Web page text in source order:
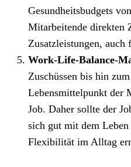
Gesundheitsbudgets
Mitarbeitende direkten
Zusatzleistungen,
Work-Life-Balance-
Zuschüssen bis hin
Lebensmittelpunkt der
Job. Daher sollte der
sich gut mit dem
Flexibilität im Alltag